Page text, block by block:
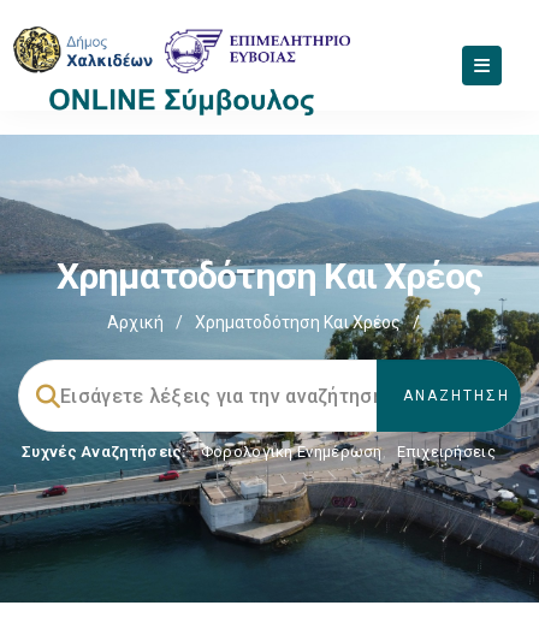
Χρηματοδότηση Και Χρέος
Αρχική / Χρηματοδότηση Και Χρέος /
Συχνές Αναζητήσεις: Φορολογικη Ενημέρωση, Επιχειρήσεις